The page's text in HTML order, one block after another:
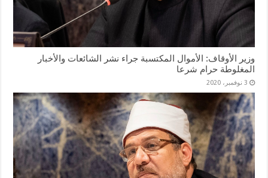
وزير الأوقاف: الأموال المكتسبة جراء نشر الشائعات والأخبار
المغلوطة حرام شرعا
3 نوفمبر، 2020